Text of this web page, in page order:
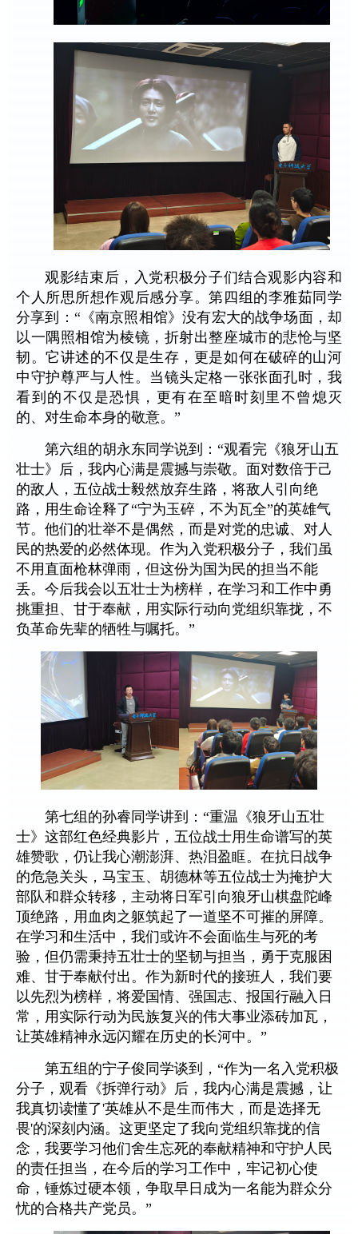
观影结束后，入党积极分子们结合观影内容和
个人所思所想作观后感分享。第四组的李雅茹同学
分享到：“《南京照相馆》没有宏大的战争场面，却
以一隅照相馆为棱镜，折射出整座城市的悲怆与坚
韧。它讲述的不仅是生存，更是如何在破碎的山河
中守护尊严与人性。当镜头定格一张张面孔时，我
看到的不仅是恐惧，更有在至暗时刻里不曾熄灭
的、对生命本身的敬意。”
第六组的胡永东同学说到：“观看完《狼牙山五
壮士》后，我内心满是震撼与崇敬。面对数倍于己
的敌人，五位战士毅然放弃生路，将敌人引向绝
路，用生命诠释了“宁为玉碎，不为瓦全”的英雄气
节。他们的壮举不是偶然，而是对党的忠诚、对人
民的热爱的必然体现。作为入党积极分子，我们虽
不用直面枪林弹雨，但这份为国为民的担当不能
丢。今后我会以五壮士为榜样，在学习和工作中勇
挑重担、甘于奉献，用实际行动向党组织靠拢，不
负革命先辈的牺牲与嘱托。”
第七组的孙睿同学讲到：“重温《狼牙山五壮
士》这部红色经典影片，五位战士用生命谱写的英
雄赞歌，仍让我心潮澎湃、热泪盈眶。在抗日战争
的危急关头，马宝玉、胡德林等五位战士为掩护大
部队和群众转移，主动将日军引向狼牙山棋盘陀峰
顶绝路，用血肉之躯筑起了一道坚不可摧的屏障。
在学习和生活中，我们或许不会面临生与死的考
验，但仍需秉持五壮士的坚韧与担当，勇于克服困
难、甘于奉献付出。作为新时代的接班人，我们要
以先烈为榜样，将爱国情、强国志、报国行融入日
常，用实际行动为民族复兴的伟大事业添砖加瓦，
让英雄精神永远闪耀在历史的长河中。 ”
第五组的宁子俊同学谈到，“作为一名入党积极
分子，观看《拆弹行动》后，我内心满是震撼，让
我真切读懂了'英雄从不是生而伟大，而是选择无
畏'的深刻内涵。这更坚定了我向党组织靠拢的信
念，我要学习他们舍生忘死的奉献精神和守护人民
的责任担当，在今后的学习工作中，牢记初心使
命，锤炼过硬本领，争取早日成为一名能为群众分
忧的合格共产党员。 ”